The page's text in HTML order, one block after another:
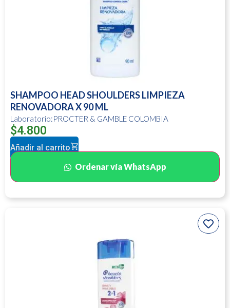
SHAMPOO HEAD SHOULDERS LIMPIEZA
RENOVADORA X 90 ML
Laboratorio:PROCTER & GAMBLE COLOMBIA
$4.800
Añadir al carrito
Ordenar vía WhatsApp